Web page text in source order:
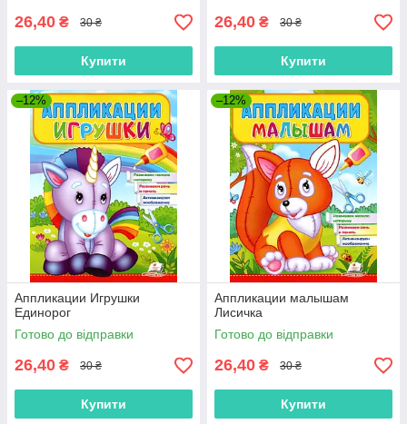
26,40 ₴ 30 ₴
Купити
26,40 ₴ 30 ₴
Купити
–12%
Аппликации Игрушки
Единорог
Готово до відправки
26,40 ₴ 30 ₴
Купити
–12%
Аппликации малышам
Лисичка
Готово до відправки
26,40 ₴ 30 ₴
Купити